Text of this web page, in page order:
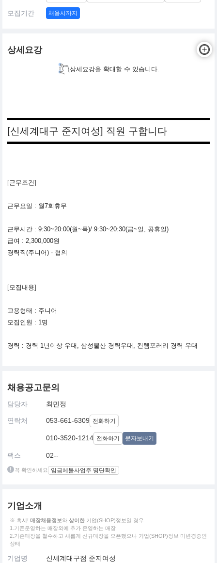
모집기간 채용시까지
상세요강
상세요강을 확대할 수 있습니다.
[신세계대구 준지여성] 직원 구합니다
[근무조건]
근무요일 : 월7회휴무
근무시간 : 9:30~20:00(월~목)/ 9:30~20:30(금~일, 공휴일)
급여 : 2,300,000원
경력직(주니어) - 협의
[모집내용]
고용형태 : 주니어
모집인원 : 1명
경력 : 경력 1년이상 우대, 삼성물산 경력우대, 컨템포러리 경력 우대
채용공고문의
담당자 최민정
연락처 053-661-6309 전화하기
010-3520-1214 전화하기 문자보내기
팩스 02--
꼭 확인하세요 임금체불사업주 명단확인
기업소개
※ 혹시! 매장채용정보와 상이한 기업(SHOP)정보일 경우
1.기존운영하는 매장외에 추가 운영하는 매장
2.기존매장을 철수하고 새롭게 신규매장을 오픈했으나 기업(SHOP)정보 미변경중인
상태
기업명 신세계대구점 준지여성